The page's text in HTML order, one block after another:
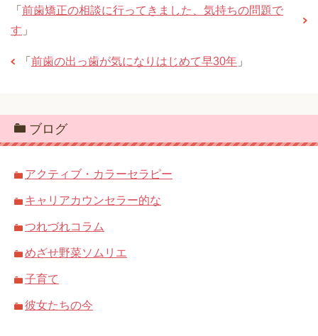
「 前歯矯正の相談に行ってきました、気持ちの問題で
す 」
「 前歯の出っ歯が気になりはじめて早30年 」
ブログ
アクティブ・カラーセラピー
キャリアカウンセラー的な
つれづれコラム
めざせ野菜ソムリエ
子育て
彼女たちの今